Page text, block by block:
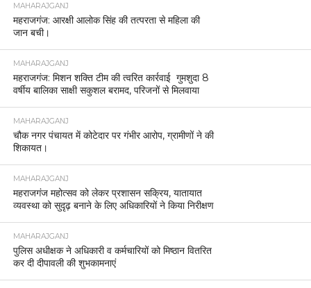
MAHARAJGANJ
महराजगंज: आरक्षी आलोक सिंह की तत्परता से महिला की
जान बची।
MAHARAJGANJ
महराजगंज: मिशन शक्ति टीम की त्वरित कार्रवाई गुमशुदा 8
वर्षीय बालिका साक्षी सकुशल बरामद, परिजनों से मिलवाया
MAHARAJGANJ
चौक नगर पंचायत में कोटेदार पर गंभीर आरोप, ग्रामीणों ने की
शिकायत।
MAHARAJGANJ
महराजगंज महोत्सव को लेकर प्रशासन सक्रिय, यातायात
व्यवस्था को सुदृढ़ बनाने के लिए अधिकारियों ने किया निरीक्षण
MAHARAJGANJ
पुलिस अधीक्षक ने अधिकारी व कर्मचारियों को मिष्ठान वितरित
कर दी दीपावली की शुभकामनाएं